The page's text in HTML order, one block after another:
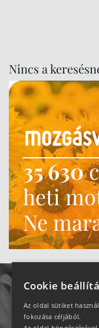
Nincs a
35 630
heti
Ne
Cookie
Az oldal sütiket
fokozása céljából.